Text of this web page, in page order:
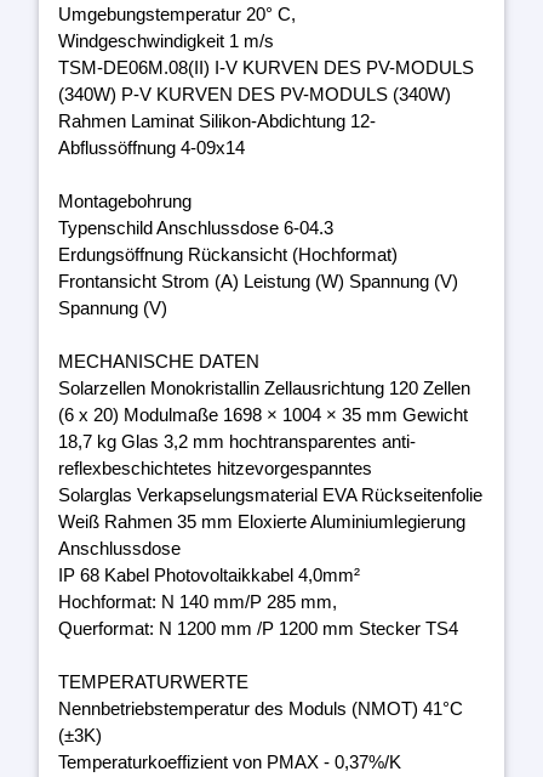
Umgebungstemperatur 20° C,
Windgeschwindigkeit 1 m/s
TSM-DE06M.08(II) I-V KURVEN DES PV-MODULS
(340W) P-V KURVEN DES PV-MODULS (340W)
Rahmen Laminat Silikon-Abdichtung 12-
Abflussöffnung 4-09x14
Montagebohrung
Typenschild Anschlussdose 6-04.3
Erdungsöffnung Rückansicht (Hochformat)
Frontansicht Strom (A) Leistung (W) Spannung (V)
Spannung (V)
MECHANISCHE DATEN
Solarzellen Monokristallin Zellausrichtung 120 Zellen
(6 x 20) Modulmaße 1698 × 1004 × 35 mm Gewicht
18,7 kg Glas 3,2 mm hochtransparentes anti-
reflexbeschichtetes hitzevorgespanntes
Solarglas Verkapselungsmaterial EVA Rückseitenfolie
Weiß Rahmen 35 mm Eloxierte Aluminiumlegierung
Anschlussdose
IP 68 Kabel Photovoltaikkabel 4,0mm²
Hochformat: N 140 mm/P 285 mm,
Querformat: N 1200 mm /P 1200 mm Stecker TS4
TEMPERATURWERTE
Nennbetriebstemperatur des Moduls (NMOT) 41°C
(±3K)
Temperaturkoeffizient von PMAX - 0,37%/K